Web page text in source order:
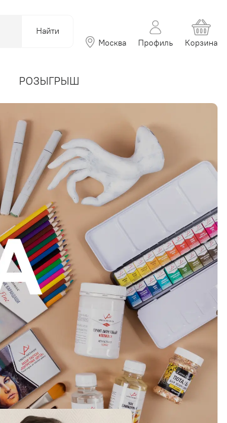
Найти
Москва
Профиль Корзина
РОЗЫГРЫШ